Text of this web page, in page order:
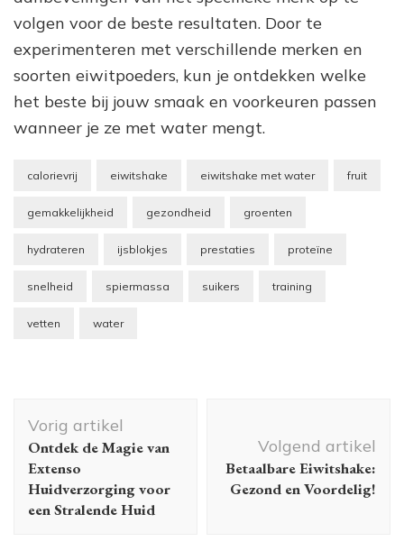
volgen voor de beste resultaten. Door te
experimenteren met verschillende merken en
soorten eiwitpoeders, kun je ontdekken welke
het beste bij jouw smaak en voorkeuren passen
wanneer je ze met water mengt.
calorievrij eiwitshake eiwitshake met water fruit
gemakkelijkheid gezondheid groenten
hydrateren ijsblokjes prestaties proteïne
snelheid spiermassa suikers training
vetten water
Vorig artikel
Ontdek de Magie van
Extenso
Huidverzorging voor
een Stralende Huid
Volgend artikel
Betaalbare Eiwitshake:
Gezond en Voordelig!